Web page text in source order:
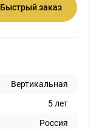
Быстрый заказ
Вертикальная
5 лет
Россия